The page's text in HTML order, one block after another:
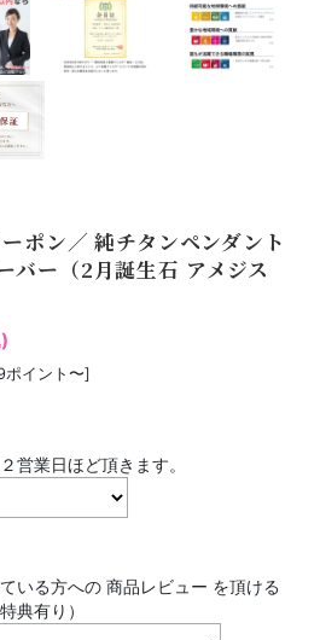
ポン／ 純チタンペンダント
バー（2月誕生石 アメジス
イント〜]
営業日ほど頂きます。
いる方への 商品レビュー を頂ける
典有り）